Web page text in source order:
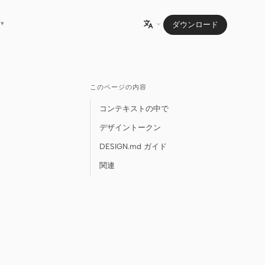
▾  ダウンロード
このページの内容
コンテキストの中で
デザイントークン
DESIGN.md ガイド
関連